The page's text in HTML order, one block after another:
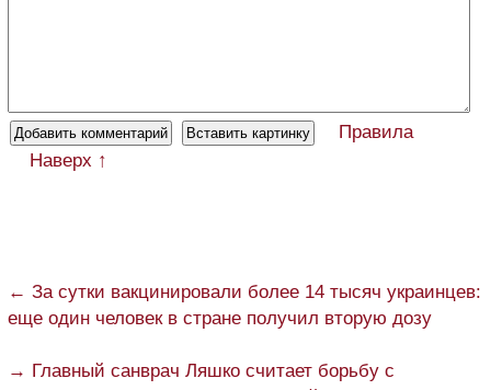
Правила
Наверх ↑
← За сутки вакцинировали более 14 тысяч украинцев:
еще один человек в стране получил вторую дозу
→ Главный санврач Ляшко считает борьбу с